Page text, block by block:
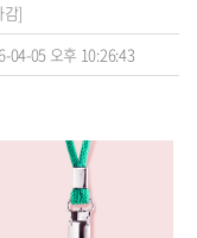
감]
04-05 오후 10:26:43